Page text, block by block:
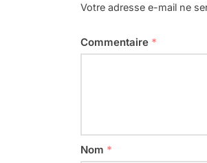
Votre adresse e-mail ne
Commentaire *
Nom *